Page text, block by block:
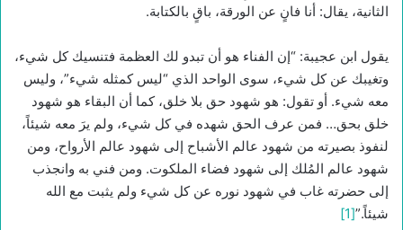
الثانية، يقال: أنا فانٍ عن الورقة، باقٍ بالكتابة.
يقول ابن عجيبة: “إن الفناء هو أن تبدو لك العظمة فتنسيك كل شيء،
وتغيبك عن كل شيء، سوى الواحد الذي “ليس كمثله شيء”، وليس
معه شيء. أو تقول: هو شهود حق بلا خلق، كما أن البقاء هو شهود
خلق بحق… فمن عرف الحق شهده في كل شيء، ولم يرَ معه شيئاً،
لنفوذ بصيرته من شهود عالم الأشباح إلى شهود عالم الأرواح، ومن
شهود عالم المُلك إلى شهود فضاء الملكوت. ومن فني به وانجذب
إلى حضرته غاب في شهود نوره عن كل شيء ولم يثبت مع الله
شيئاً.”[1]